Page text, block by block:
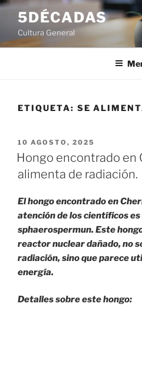
Saltar
contenido
5DÉCADAS
Cultura General
ETIQUETA: SE
PUBLICADO
EL
10 AGOSTO, 2025
Hongo encontrado en
alimenta de radiación.
El hongo encontrado en
atención de los científicos
sphaerospermun. Este
reactor nuclear dañado, no
radiación, sino que parece
energía.
Detalles sobre este hongo: